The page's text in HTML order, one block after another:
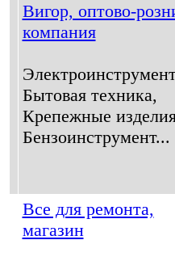
Вигор, оптово-
компания
Бытовая техника,
Крепежные
Бензоинструмент...
Все для ремонта,
магазин